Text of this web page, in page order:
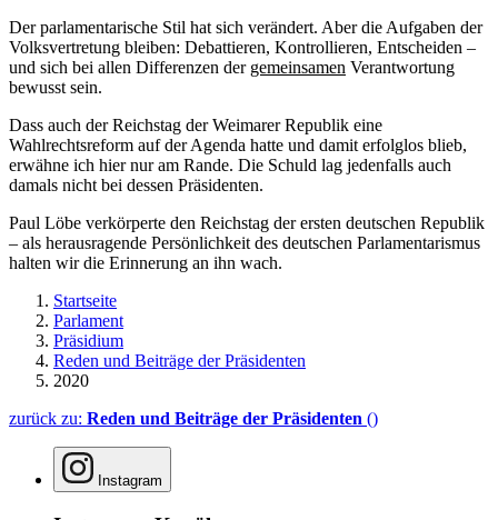
Der parlamentarische Stil hat sich verändert. Aber die Aufgaben der
Volksvertretung bleiben: Debattieren, Kontrollieren, Entscheiden –
und sich bei allen Differenzen der gemeinsamen Verantwortung
bewusst sein.
Dass auch der Reichstag der Weimarer Republik eine
Wahlrechtsreform auf der Agenda hatte und damit erfolglos blieb,
erwähne ich hier nur am Rande. Die Schuld lag jedenfalls auch
damals nicht bei dessen Präsidenten.
Paul Löbe verkörperte den Reichstag der ersten deutschen Republik
– als herausragende Persönlichkeit des deutschen Parlamentarismus
halten wir die Erinnerung an ihn wach.
Startseite
Parlament
Präsidium
Reden und Beiträge der Präsidenten
2020
zurück zu: Reden und Beiträge der Präsidenten ()
Instagram